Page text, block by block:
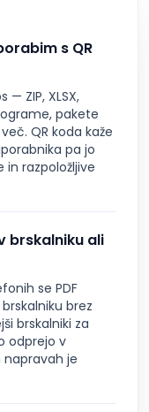
s QR
ZIP, XLSX,
pakete
QR koda kaže
pa jo
razpoložljive
brskalniku ali
se PDF
brez
brskalniki za
odprejo v
napravah je